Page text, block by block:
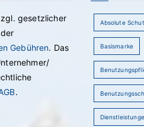
gesetzlicher
Gebühren. Das
.
Absolute
Basismarke